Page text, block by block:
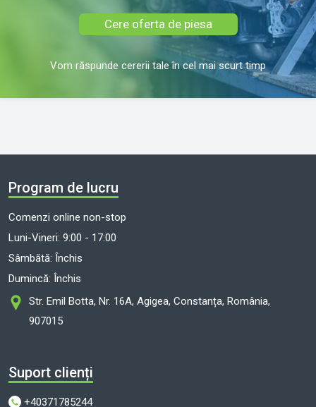
Cere oferta de piesa
Vom răspunde cererii tale în cel mai scurt timp
Program de lucru
Comenzi online non-stop
Luni-Vineri: 9:00 - 17:00
Sâmbătă: Închis
Dumincă: Închis
Str. Emil Botta, Nr. 16A, Agigea, Constanța, România,
907015
Suport clienți
+40371785244